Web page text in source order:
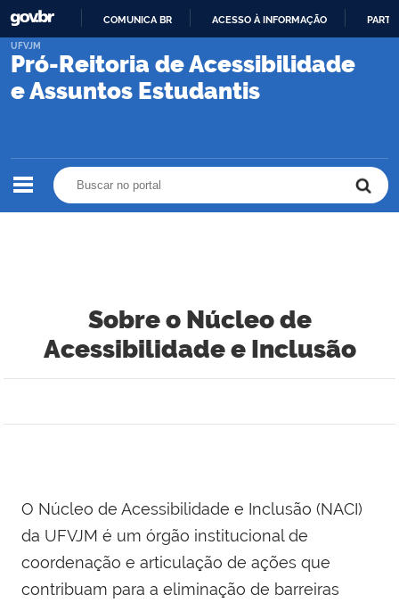
PARA
O
CONTEÚDO
COMUNICA BR ACESSO À INFORMAÇÃO
Pró-Reitoria de Acessibilidade
e Assuntos Estudantis
UFVJM
Sobre o Núcleo de
Acessibilidade e Inclusão
O Núcleo de Acessibilidade e Inclusão (NACI)
da UFVJM é um órgão institucional de
coordenação e articulação de ações que
contribuam para a eliminação de barreiras